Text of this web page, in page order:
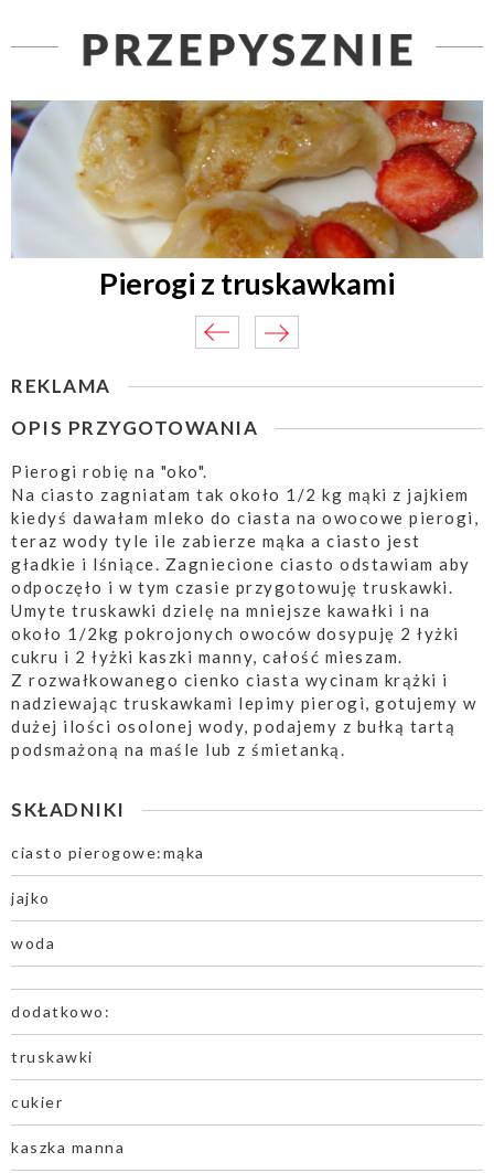
Pierogi z truskawkami
REKLAMA
OPIS PRZYGOTOWANIA
Pierogi robię na "oko".
Na ciasto zagniatam tak około 1/2 kg mąki z jajkiem
kiedyś dawałam mleko do ciasta na owocowe pierogi,
teraz wody tyle ile zabierze mąka a ciasto jest
gładkie i lśniące. Zagniecione ciasto odstawiam aby
odpoczęło i w tym czasie przygotowuję truskawki.
Umyte truskawki dzielę na mniejsze kawałki i na
około 1/2kg pokrojonych owoców dosypuję 2 łyżki
cukru i 2 łyżki kaszki manny, całość mieszam.
Z rozwałkowanego cienko ciasta wycinam krążki i
nadziewając truskawkami lepimy pierogi, gotujemy w
dużej ilości osolonej wody, podajemy z bułką tartą
podsmażoną na maśle lub z śmietanką.
SKŁADNIKI
ciasto pierogowe:mąka
jajko
woda
dodatkowo:
truskawki
cukier
kaszka manna